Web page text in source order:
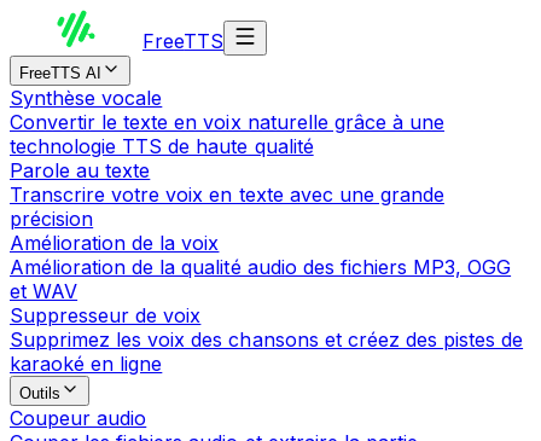
FreeTTS
FreeTTS AI
Synthèse vocale
Convertir le texte en voix naturelle grâce à une
technologie TTS de haute qualité
Parole au texte
Transcrire votre voix en texte avec une grande
précision
Amélioration de la voix
Amélioration de la qualité audio des fichiers MP3, OGG
et WAV
Suppresseur de voix
Supprimez les voix des chansons et créez des pistes de
karaoké en ligne
Outils
Coupeur audio